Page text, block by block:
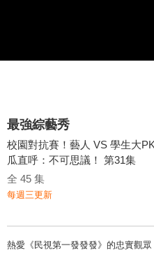
最強綜藝秀
校園對抗賽！藝人 VS 學生大
瓜直呼：不可思議！ 第31集
全 45 集
每週三更新
熱愛《民視第一發發發》的忠實觀